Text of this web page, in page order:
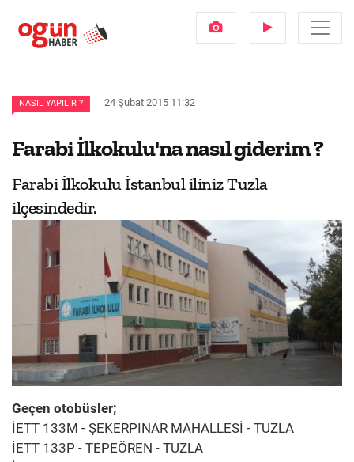
NASIL YAPILIR ? 24 Şubat 2015 11:32
Farabi İlkokulu'na nasıl giderim ?
Farabi İlkokulu İstanbul iliniz Tuzla
ilçesindedir.
Geçen otobüsler;
İETT 133M - ŞEKERPINAR MAHALLESİ - TUZLA
İETT 133P - TEPEÖREN - TUZLA